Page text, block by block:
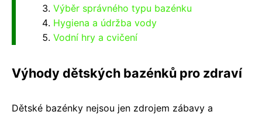
Výběr správného typu bazénku
Hygiena a údržba vody
Vodní hry a cvičení
Výhody dětských bazénků pro zdraví
Dětské bazénky nejsou jen zdrojem zábavy a